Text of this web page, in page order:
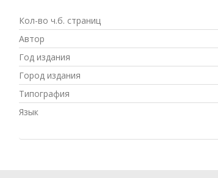
Кол-во ч.б. страниц
Автор
Год издания
Город издания
Типография
Язык